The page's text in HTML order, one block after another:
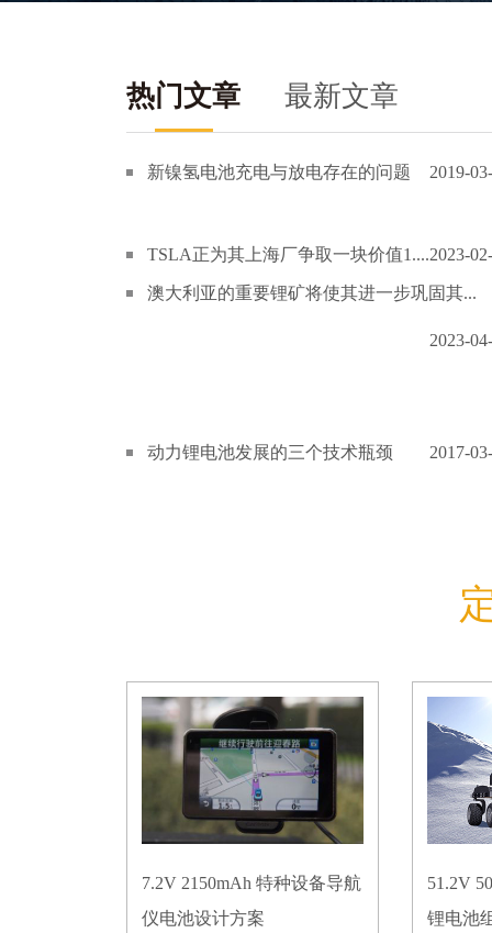
热门文章 最新文章
新镍氢电池充电与放电存在的问题 2019-
TSLA正为其上海厂争取一块价值1....2023-
澳大利亚的重要锂矿将使其进一步巩固其...
2023-
动力锂电池发展的三个技术瓶颈 2017-
7.2V 2150mAh 特种设备导航
仪电池设计方案
51.2V
锂电池